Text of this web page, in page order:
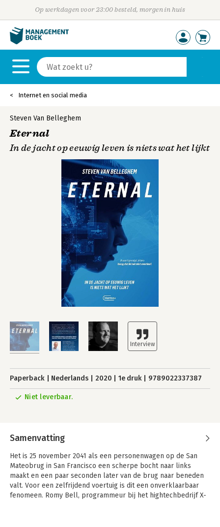
Op werkdagen voor 23:00 besteld, morgen in huis
Internet en social media
Steven Van Belleghem
Eternal
In de jacht op eeuwig leven is niets wat het lijkt
Paperback Nederlands 2020 1e druk 9789022337387
Niet leverbaar.
Samenvatting
Het is 25 november 2041 als een personenwagen op de San
Mateobrug in San Francisco een scherpe bocht naar links
maakt en een paar seconden later van de brug naar beneden
valt. Voor een zelfrijdend voertuig is dit een onverklaarbaar
fenomeen. Romy Bell, programmeur bij het hightechbedrijf X-